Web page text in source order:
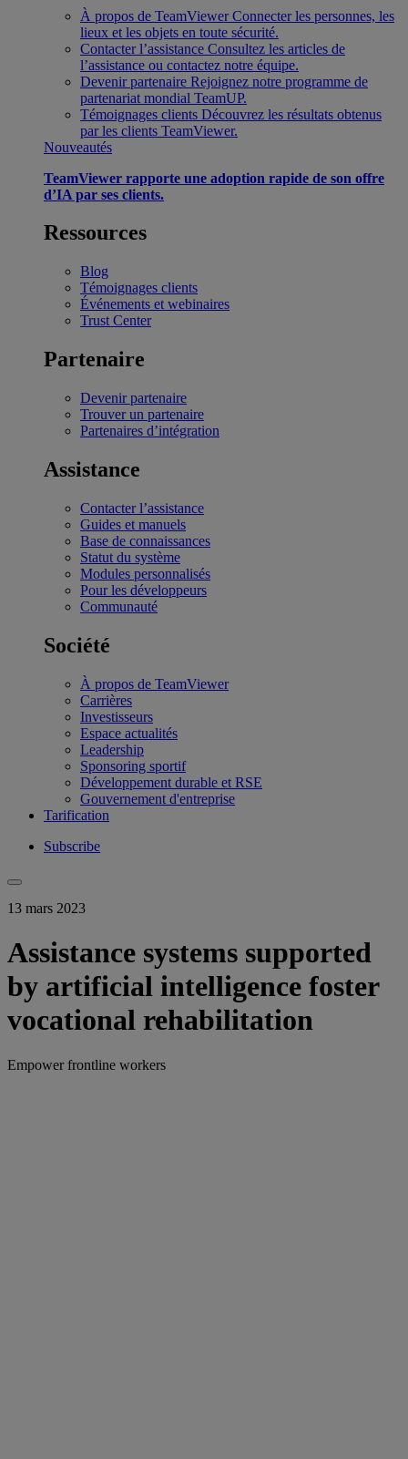
À propos de TeamViewer Connecter les personnes, les
lieux et les objets en toute sécurité.
Contacter l’assistance Consultez les articles de
l’assistance ou contactez notre équipe.
Devenir partenaire Rejoignez notre programme de
partenariat mondial TeamUP.
Témoignages clients Découvrez les résultats obtenus
par les clients TeamViewer.
Nouveautés
TeamViewer rapporte une adoption rapide de son offre
d’IA par ses clients.
Ressources
Blog
Témoignages clients
Événements et webinaires
Trust Center
Partenaire
Devenir partenaire
Trouver un partenaire
Partenaires d’intégration
Assistance
Contacter l’assistance
Guides et manuels
Base de connaissances
Statut du système
Modules personnalisés
Pour les développeurs
Communauté
Société
À propos de TeamViewer
Carrières
Investisseurs
Espace actualités
Leadership
Sponsoring sportif
Développement durable et RSE
Gouvernement d'entreprise
Tarification
Subscribe
13 mars 2023
Assistance systems supported
by artificial intelligence foster
vocational rehabilitation
Empower frontline workers